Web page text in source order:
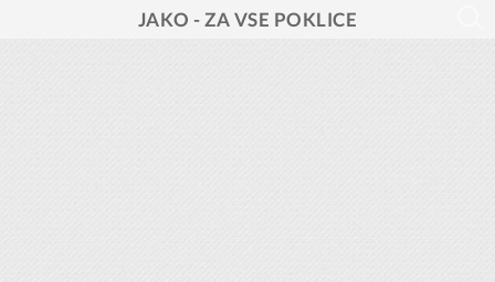
JAKO - ZA VSE POKLICE